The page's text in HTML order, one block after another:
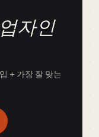
자인
+ 가장 잘 맞는